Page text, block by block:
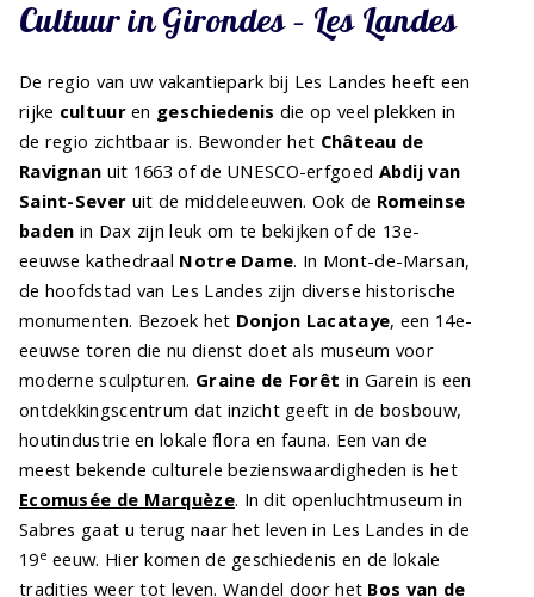
Cultuur in Girondes – Les Landes
De regio van uw vakantiepark bij Les Landes heeft een
rijke cultuuren geschiedenis die op veel plekken in
de regio zichtbaar is. Bewonder het Château de
Ravignan uit 1663 of de UNESCO-erfgoed Abdij van
Saint-Sever uit de middeleeuwen. Ook de Romeinse
baden in Dax zijn leuk om te bekijken of de 13e-
eeuwse kathedraal Notre Dame. In Mont-de-Marsan,
de hoofdstad van Les Landes zijn diverse historische
monumenten. Bezoek het Donjon Lacataye, een 14e-
eeuwse toren die nu dienst doet als museum voor
moderne sculpturen. Graine de Forêt in Garein is een
ontdekkingscentrum dat inzicht geeft in de bosbouw,
houtindustrie en lokale flora en fauna. Een van de
meest bekende culturele bezienswaardigheden is het
Ecomusée de Marquèze. In dit openluchtmuseum in
Sabres gaat u terug naar het leven in Les Landes in de
19e eeuw. Hier komen de geschiedenis en de lokale
tradities weer tot leven. Wandel door het Bos van de